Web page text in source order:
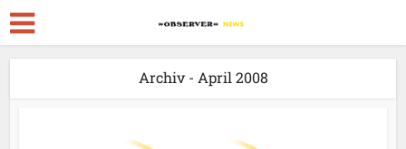
Archiv - April 2008